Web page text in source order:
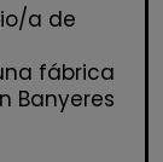
a de
fábrica
Banyeres